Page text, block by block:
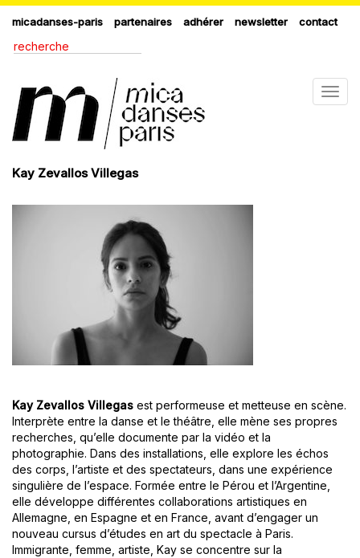
micadanses-paris partenaires adhérer newsletter contact
Kay Zevallos Villegas
Kay Zevallos Villegas est performeuse et metteuse en scène.
Interprète entre la danse et le théâtre, elle mène ses propres
recherches, qu’elle documente par la vidéo et la
photographie. Dans des installations, elle explore les échos
des corps, l’artiste et des spectateurs, dans une expérience
singulière de l’espace. Formée entre le Pérou et l’Argentine,
elle développe différentes collaborations artistiques en
Allemagne, en Espagne et en France, avant d’engager un
nouveau cursus d’études en art du spectacle à Paris.
Immigrante, femme, artiste, Kay se concentre sur la